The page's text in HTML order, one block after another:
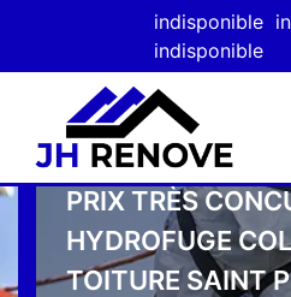
indisponible
indisponible
PRIX TRÈS
HYDROFUGE
TOITURE SAINT